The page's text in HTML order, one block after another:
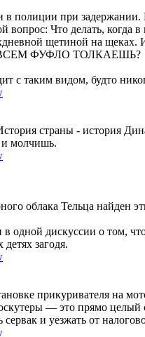
в полиции при задержании.
вопрос: Что делать,
щетиной на щеках.
ФУФЛО ТОЛКАЕШЬ?
с таким видом, будто
страны - история
молчишь.
облака Тельца найден
дискуссии о том,
загодя.
прикуривателя на
— это прямо целый
и уезжать от